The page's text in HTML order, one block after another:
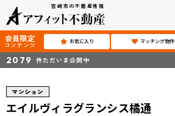
宮崎市の不動産情報
会員限定
コンテンツ お気に入り マッチング物件
2079 件ただいま公開中
マンション
エイルヴィラグランシス橘通